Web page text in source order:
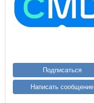
Подписаться
Написать сообщение